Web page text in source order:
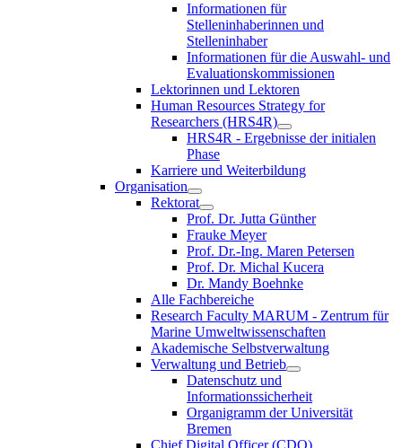
Informationen für
Stelleninhaberinnen und
Stelleninhaber
Informationen für die Auswahl- und
Evaluationskommissionen
Lektorinnen und Lektoren
Human Resources Strategy for
Researchers (HRS4R)
HRS4R - Ergebnisse der initialen
Phase
Karriere und Weiterbildung
Organisation
Rektorat
Prof. Dr. Jutta Günther
Frauke Meyer
Prof. Dr.-Ing. Maren Petersen
Prof. Dr. Michal Kucera
Dr. Mandy Boehnke
Alle Fachbereiche
Research Faculty MARUM - Zentrum für
Marine Umweltwissenschaften
Akademische Selbstverwaltung
Verwaltung und Betrieb
Datenschutz und
Informationssicherheit
Organigramm der Universität
Bremen
Chief Digital Officer (CDO)